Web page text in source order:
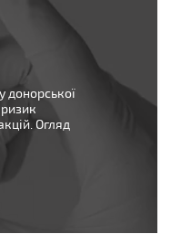
донорської
Огляд